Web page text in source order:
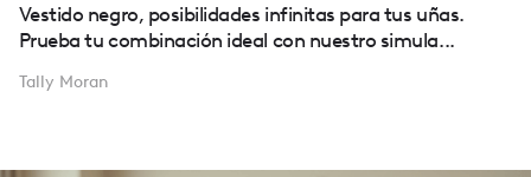
Vestido negro, posibilidades infinitas para tus uñas.
Prueba tu combinación ideal con nuestro simula...
Tally Moran